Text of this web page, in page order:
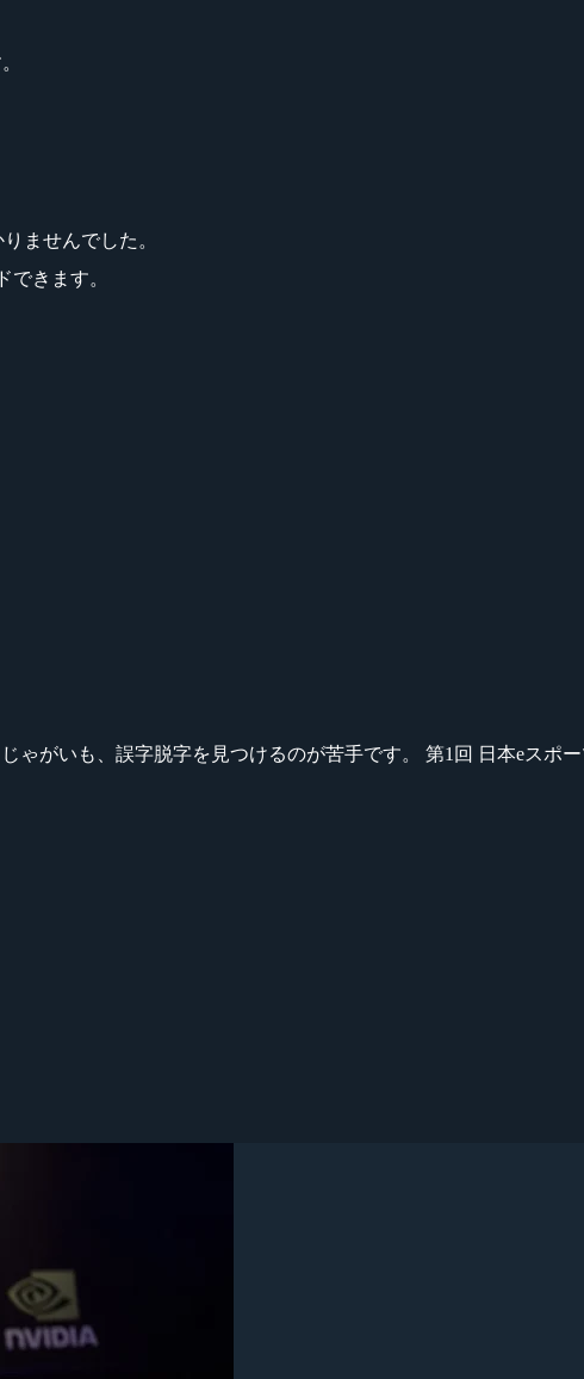
ませんでした。
できます。
ゃがいも、誤字脱字を見つけるのが苦手です。 第1回 日本eスポ